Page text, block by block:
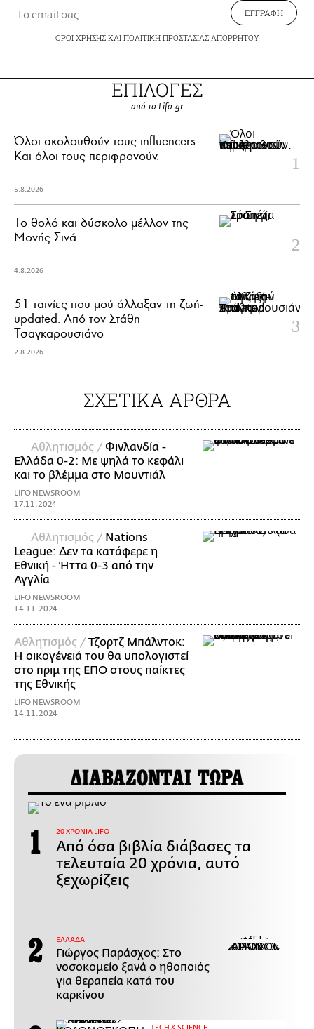
ΕΓΓΡΑΦΗ
ΟΡΟΙ ΧΡΗΣΗΣΚΑΙ ΠΟΛΙΤΙΚΗ ΠΡΟΣΤΑΣΙΑΣ ΑΠΟΡΡΗΤΟΥ
ΕΠΙΛΟΓΕΣ
από το Lifo.gr
Όλοι ακολουθούν τους influencers.
Και όλοι τους περιφρονούν.
5.8.2026
Το θολό και δύσκολο μέλλον της
Μονής Σινά
4.8.2026
51 ταινίες που μού άλλαξαν τη ζωή-
updated. Aπό τον Στάθη
Τσαγκαρουσιάνο
2.8.2026
ΣΧΕΤΙΚΑ ΑΡΘΡΑ
Αθλητισμός /Φινλανδία -
Ελλάδα 0-2: Με ψηλά το κεφάλι
και το βλέμμα στο Μουντιάλ
LIFO NEWSROOM
17.11.2024
Αθλητισμός / Nations
League: Δεν τα κατάφερε η
Εθνική - Ήττα 0-3 από την
Αγγλία
LIFO NEWSROOM
14.11.2024
Αθλητισμός /Τζορτζ Μπάλντοκ:
Η οικογένειά του θα υπολογιστεί
στο πριμ της ΕΠΟ στους παίκτες
της Εθνικής
LIFO NEWSROOM
14.11.2024
ΔΙΑΒΑΖΟΝΤΑΙ ΤΩΡΑ
20 ΧΡΟΝΙΑ LIFO
Από όσα βιβλία διάβασες τα
τελευταία 20 χρόνια, αυτό
ξεχωρίζεις
ΕΛΛΑΔΑ
Γιώργος Παράσχος: Στο
νοσοκομείο ξανά ο ηθοποιός
για θεραπεία κατά του
καρκίνου